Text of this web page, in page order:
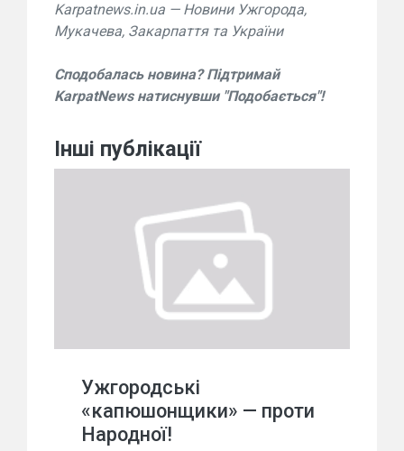
Karpatnews.in.ua — Новини Ужгорода,
Мукачева, Закарпаття та України
Сподобалась новина? Підтримай
KarpatNews натиснувши "Подобається"!
Інші публікації
Ужгородські
«капюшонщики» — проти
Народної!